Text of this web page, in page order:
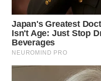
TOBA
WN
NIAS
WN